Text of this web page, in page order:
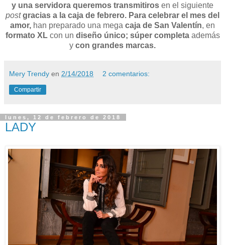
y una servidora queremos transmitiros en el siguiente
post gracias a la caja de febrero. Para celebrar el mes del
amor, han preparado una mega caja de San Valentín, en
formato XL con un diseño único; súper completa además
y con grandes marcas.
Mery Trendy en 2/14/2018 2 comentarios:
Compartir
lunes, 12 de febrero de 2018
LADY